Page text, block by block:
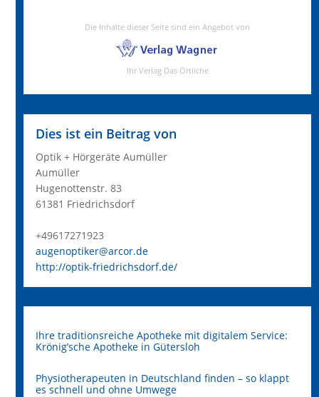
Dies ist ein Beitrag von
Optik + Hörgeräte Aumüller
Aumüller
Hugenottenstr. 83
61381 Friedrichsdorf
+49617271923
augenoptiker@arcor.de
http://optik-friedrichsdorf.de/
Ihre traditionsreiche Apotheke mit digitalem Service:
Krönig’sche Apotheke in Gütersloh
Physiotherapeuten in Deutschland finden – so klappt
es schnell und ohne Umwege